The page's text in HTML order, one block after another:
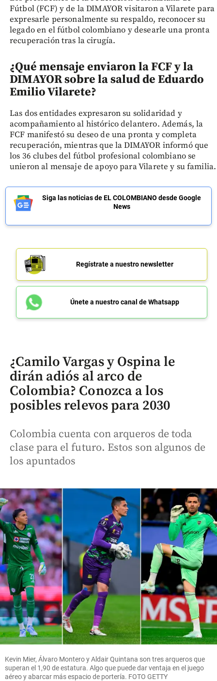
Fútbol (FCF) y de la DIMAYOR visitaron a Vilarete para
expresarle personalmente su respaldo, reconocer su
legado en el fútbol colombiano y desearle una pronta
recuperación tras la cirugía.
¿Qué mensaje enviaron la FCF y la
DIMAYOR sobre la salud de Eduardo
Emilio Vilarete?
Las dos entidades expresaron su solidaridad y
acompañamiento al histórico delantero. Además, la
FCF manifestó su deseo de una pronta y completa
recuperación, mientras que la DIMAYOR informó que
los 36 clubes del fútbol profesional colombiano se
unieron al mensaje de apoyo para Vilarete y su familia.
Siga las noticias de EL COLOMBIANO desde Google
News
Regístrate a nuestro newsletter
Únete a nuestro canal de Whatsapp
¿Camilo Vargas y Ospina le
dirán adiós al arco de
Colombia? Conozca a los
posibles relevos para 2030
Colombia cuenta con arqueros de toda
clase para el futuro. Estos son algunos de
los apuntados
Kevin Mier, Álvaro Montero y Aldair Quintana son tres arqueros que
superan el 1,90 de estatura. Algo que puede dar ventaja en el juego
aéreo y abarcar más espacio de portería. FOTO GETTY